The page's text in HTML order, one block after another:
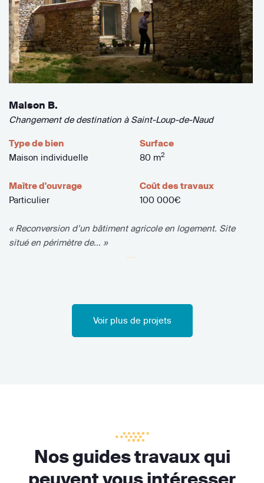
Maison B.
Changement de destination à Saint-Loup-de-Naud
Type de bien
Maison individuelle
Surface
80 m2
Maître d'ouvrage
Particulier
Coût des travaux
100 000€
« Reconversion d’un bâtiment agricole en logement. Site
situé en périmètre de... »
Voir plus de projets
Nos guides travaux qui